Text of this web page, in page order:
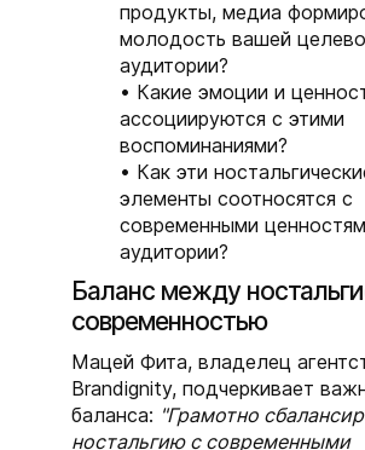
продукты, медиа
молодость вашей
аудитории?
Какие эмоции и
ассоциируются с этими
воспоминаниями?
Как эти
элементы соотносятся с
современными
аудитории?
Баланс между
современностью
Мацей Фита, владелец
Brandignity, подчеркивает
баланса: "Грамотно
ностальгию с современными